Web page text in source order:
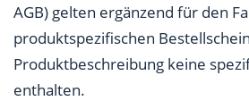
AGB) gelten ergänzend für den
produktspezifischen
Produktbeschreibung keine
enthalten.